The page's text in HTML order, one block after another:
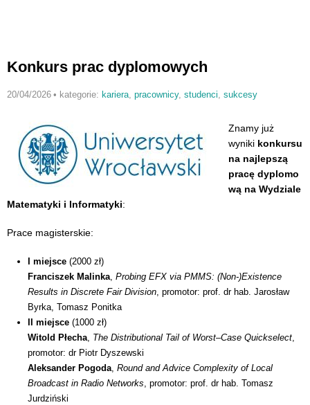
Konkurs prac dyplomowych
20/04/2026 • kategorie: kariera, pracownicy, studenci sukcesy
Znamy już
wyniki konkursu
na najlepszą
pracę dyplomo
wą na Wydziale
Matematyki i Informatyki:
Prace magisterskie:
I miejsce (2000 zł)
Franciszek Malinka Probing EFX via PMMS: (Non-)Existence
Results in Discrete Fair Division , promotor: prof. dr hab. Jarosław
Byrka, Tomasz Ponitka
II miejsce (1000 zł)
Witold Płecha The Distributional Tail of Worst–Case Quickselect
promotor: dr Piotr Dyszewski
Aleksander Pogoda Round and Advice Complexity of Local
Broadcast in Radio Networks , promotor: prof. dr hab. Tomasz
Jurdziński